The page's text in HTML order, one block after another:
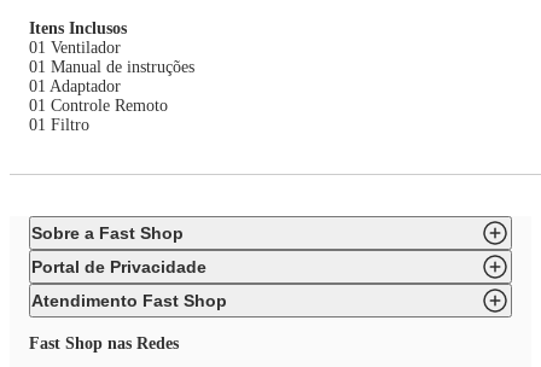
Itens Inclusos
01 Ventilador
01 Manual de instruções
01 Adaptador
01 Controle Remoto
01 Filtro
Sobre a Fast Shop
Portal de Privacidade
Atendimento Fast Shop
Fast Shop nas Redes